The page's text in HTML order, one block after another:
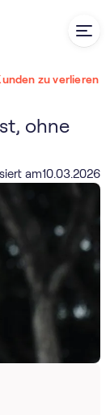
zu verlieren
ohne
am10.03.2026